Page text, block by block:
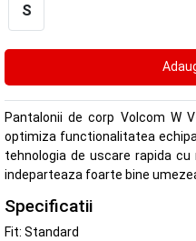
S
Pantalonii de corp Volcom W
optimiza functionalitatea
tehnologia de uscare rapida
indeparteaza foarte bine
Specificatii
Fit: Standard